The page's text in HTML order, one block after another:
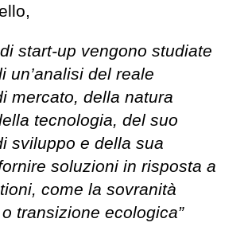
start-up vengono studiate
un’analisi del reale
mercato, della natura
tecnologia, del suo
sviluppo e della sua
soluzioni in risposta a
come la sovranità
transizione ecologica”